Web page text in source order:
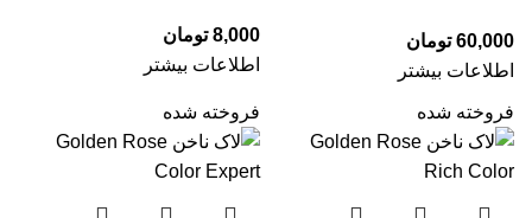
60,000 تومان
اطلاعات بیشتر
8,000 تومان
اطلاعات بیشتر
فروخته شده فروخته شده